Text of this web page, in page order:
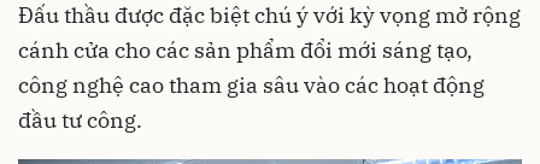
Đấu thầu được đặc biệt chú ý với kỳ vọng mở rộng
cánh cửa cho các sản phẩm đổi mới sáng tạo,
công nghệ cao tham gia sâu vào các hoạt động
đầu tư công.